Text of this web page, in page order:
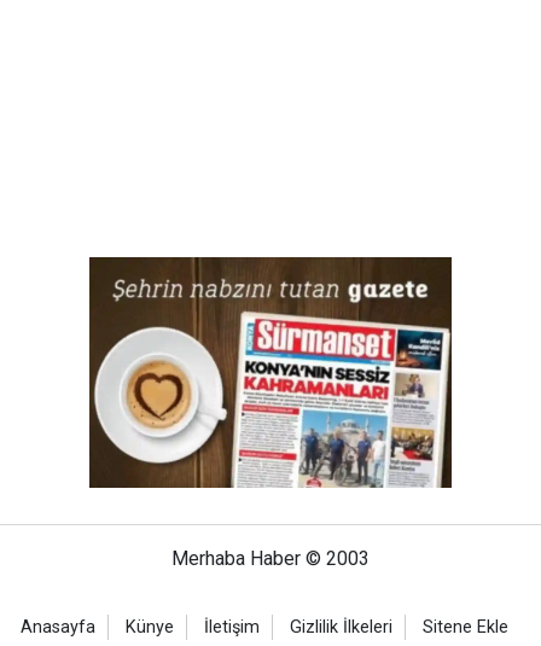
Merhaba Haber © 2003
Anasayfa Künye İletişim Gizlilik İlkeleri Sitene Ekle